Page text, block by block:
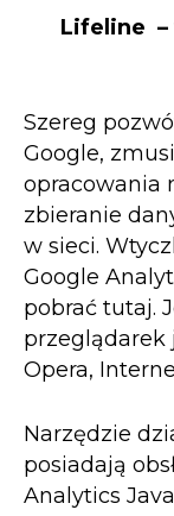
Lifeline –
Szereg
Google,
opracowania
zbieranie
w sieci.
Google
pobrać tutaj.
przeglądarek
Opera,
Narzędzie
posiadają
Analytics